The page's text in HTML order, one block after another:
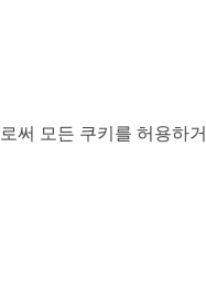
써 모든 쿠키를 허용하